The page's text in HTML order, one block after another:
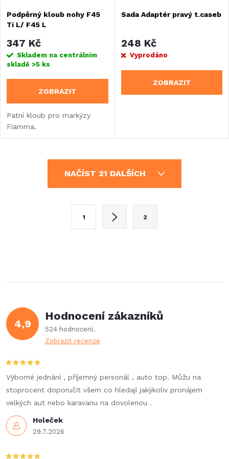
Podpěrný kloub nohy F45
Ti L/ F45 L
347 Kč
Skladem na centrálním
skladě >5 ks
ZOBRAZIT
Patní kloub pro markýzy
Fiamma.
Sada Adaptér pravý t.caseb
248 Kč
Vyprodáno
ZOBRAZIT
í
p
v
k
y
v
NAČÍST 21 DALŠÍCH
k
v
á
n
1 2
4,9
Hodnocení zákazníků
524 hodnocení
Zobrazit recenze
Holeček
29.7.2026
Výborné jednání , příjemný personál , auto top. Můžu na
stoprocent doporučit všem co hledají jakýkoliv pronájem
velkých aut nebo karavanu na dovolenou .